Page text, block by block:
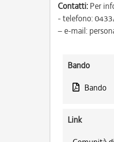
Contatti: Per
- telefono:
– e-mail:
Bando
Bando
Link